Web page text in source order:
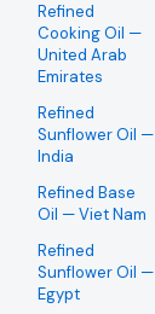
Refined
Cooking Oil —
United Arab
Emirates
Refined
Sunflower Oil —
India
Refined Base
Oil — Viet Nam
Refined
Sunflower Oil —
Egypt